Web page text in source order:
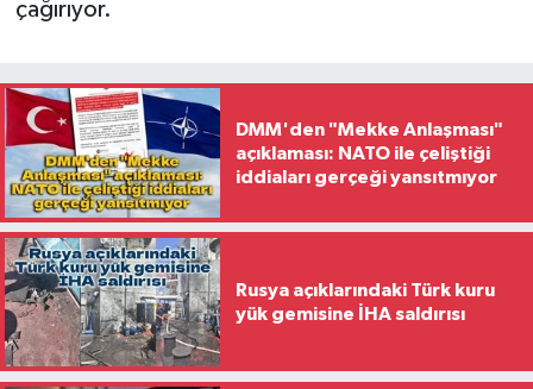
çağırıyor.
DMM'den "Mekke Anlaşması"
açıklaması: NATO ile çeliştiği
iddiaları gerçeği yansıtmıyor
Rusya açıklarındaki Türk kuru
yük gemisine İHA saldırısı